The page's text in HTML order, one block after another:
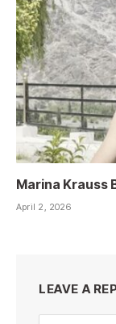
Marina Krauss
April 2, 2026
LEAVE A